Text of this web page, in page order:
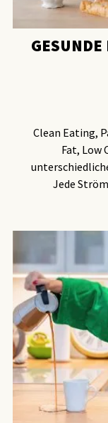
Clean Eating,
Fat, Low
Jede